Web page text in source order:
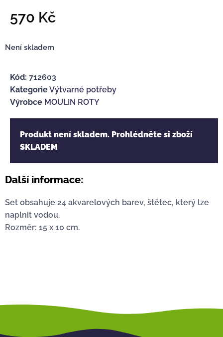
570 Kč
Není skladem
Kód: 712603
KategorieVýtvarné potřeby
Výrobce MOULIN ROTY
Produkt není skladem. Prohlédněte si zboží
SKLADEM
Další informace:
Set obsahuje 24 akvarelových barev, štětec, který lze
naplnit vodou.
Rozměr: 15 x 10 cm.